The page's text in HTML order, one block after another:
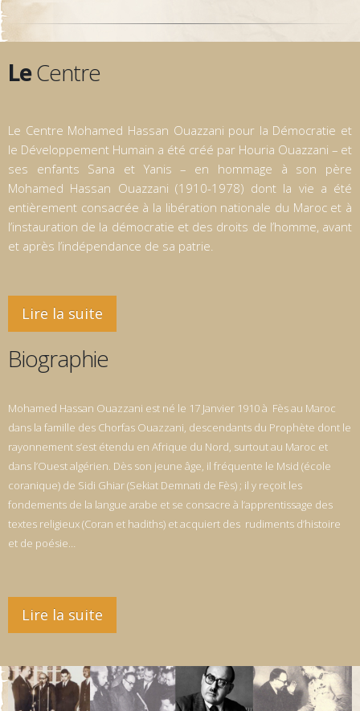
LeCentre
Le Centre Mohamed Hassan Ouazzani pour la Démocratie et
le Développement Humain a été créé par Houria Ouazzani – et
ses enfants Sana et Yanis – en hommage à son père
Mohamed Hassan Ouazzani (1910-1978) dont la vie a été
entièrement consacrée à la libération nationale du Maroc et à
l’instauration de la démocratie et des droits de l’homme, avant
et après l’indépendance de sa patrie.
Lire la suite
Biographie
Mohamed Hassan Ouazzani est né le 17 Janvier 1910 à Fès au Maroc
dans la famille des Chorfas Ouazzani, descendants du Prophète dont le
rayonnement s’est étendu en Afrique du Nord, surtout au Maroc et
dans l’Ouest algérien. Dès son jeune âge, il fréquente le Msid (école
coranique) de Sidi Ghiar (Sekiat Demnati de Fès) ; il y reçoit les
fondements de la langue arabe et se consacre à l’apprentissage des
textes religieux (Coran et hadiths) et acquiert des rudiments d’histoire
et de poésie…
Lire la suite